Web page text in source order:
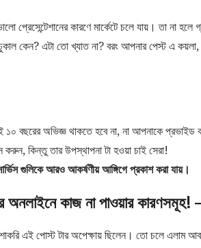
প্রেসেন্টেশানের কারণে মার্কেটে চলে যায়। তা না
কেন? এটা তো খ্যাত না? বরং আপনার পেস্ট এ
অভিজ্ঞ থাকতে হবে না, না আপনাকে প্রভাইড
করুন, কিন্তু তার উপস্থাপনা টা হওয়া চাই সেরা!
গুলিকে আরও আকর্ষণীয় আঙ্গিগে প্রকাশ করা যায়।
অনলাইনে কাজ না পাওয়ার কারণসমূহ!
এই পোস্ট টার অপেক্ষায় ছিলেন। তো চলে এলাম